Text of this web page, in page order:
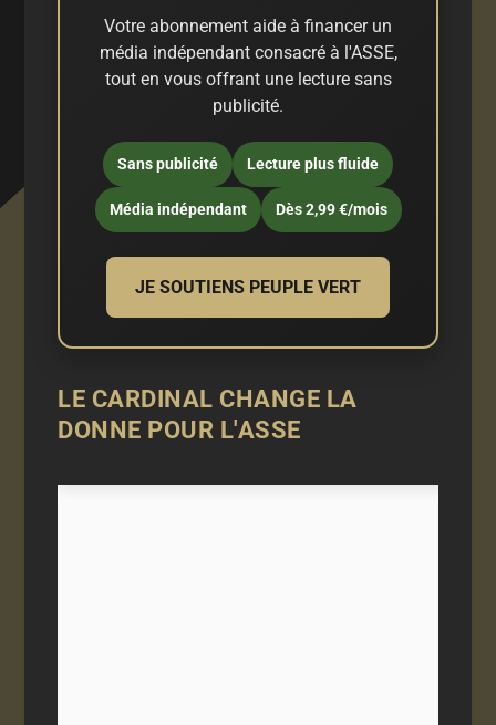
Votre abonnement aide à financer un
média indépendant consacré à l'ASSE,
tout en vous offrant une lecture sans
publicité.
Sans publicité Lecture plus fluide
Média indépendant Dès 2,99 €/mois
JE SOUTIENS PEUPLE VERT
LE CARDINAL CHANGE LA
DONNE POUR L'ASSE